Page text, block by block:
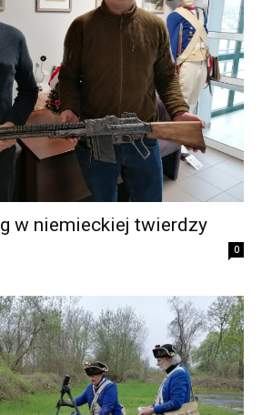
w niemieckiej twierdzy
0